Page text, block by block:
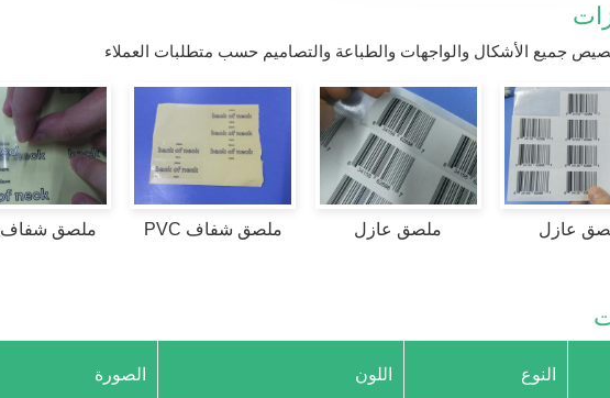
جميع الأشكال والواجهات والطباعة والتصاميم حسب متطلبات العملاء
عازل ملصق عازل ملصق شفاف PVC ملصق شفاف PVC
النوع اللون الصورة